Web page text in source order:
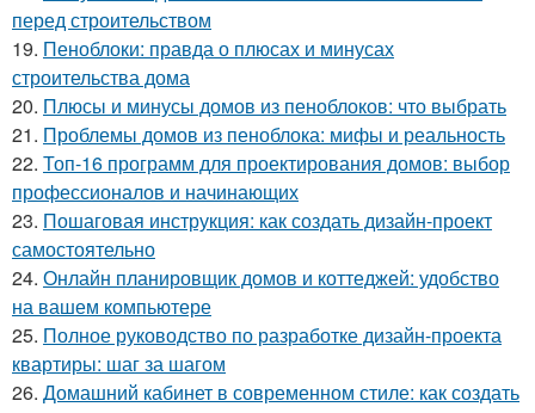
перед строительством
19. Пеноблоки: правда о плюсах и минусах
строительства дома
20. Плюсы и минусы домов из пеноблоков: что выбрать
21. Проблемы домов из пеноблока: мифы и реальность
22. Топ-16 программ для проектирования домов: выбор
профессионалов и начинающих
23. Пошаговая инструкция: как создать дизайн-проект
самостоятельно
24. Онлайн планировщик домов и коттеджей: удобство
на вашем компьютере
25. Полное руководство по разработке дизайн-проекта
квартиры: шаг за шагом
26. Домашний кабинет в современном стиле: как создать